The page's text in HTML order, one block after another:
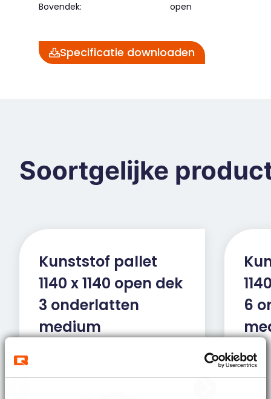
Bovendek: open
Specificatie downloaden
Soortgelijke
Kunststof pallet
1140 x 1140 open dek
3 onderlatten
medium
6